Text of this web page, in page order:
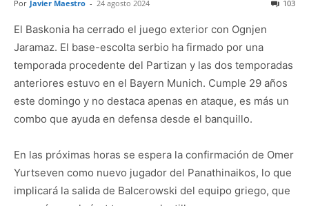
Por Javier Maestro - 24 agosto 2024 103
El Baskonia ha cerrado el juego exterior con Ognjen
Jaramaz. El base-escolta serbio ha firmado por una
temporada procedente del Partizan y las dos temporadas
anteriores estuvo en el Bayern Munich. Cumple 29 años
este domingo y no destaca apenas en ataque, es más un
combo que ayuda en defensa desde el banquillo.
En las próximas horas se espera la confirmación de Omer
Yurtseven como nuevo jugador del Panathinaikos, lo que
implicará la salida de Balcerowski del equipo griego, que